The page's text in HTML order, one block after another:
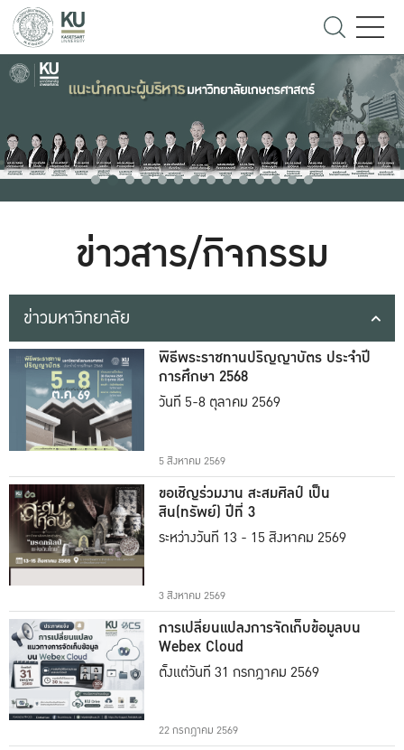
ข่าวสาร/กิจกรรม
ข่าวมหาวิทยาลัย
พิธีพระราชทานปริญญาบัตร ประจำปี
การศึกษา 2568
วันที่ 5-8 ตุลาคม 2569
5 สิงหาคม 2569
ขอเชิญร่วมงาน สะสมศิลป์ เป็น
สิน(ทรัพย์) ปีที่ 3
ระหว่างวันที่ 13 - 15 สิงหาคม 2569
3 สิงหาคม 2569
การเปลี่ยนแปลงการจัดเก็บข้อมูลบน
Webex Cloud
ตั้งแต่วันที่ 31 กรกฎาคม 2569
22 กรกฎาคม 2569